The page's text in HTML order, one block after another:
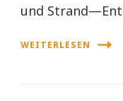
und
WEITERLESEN